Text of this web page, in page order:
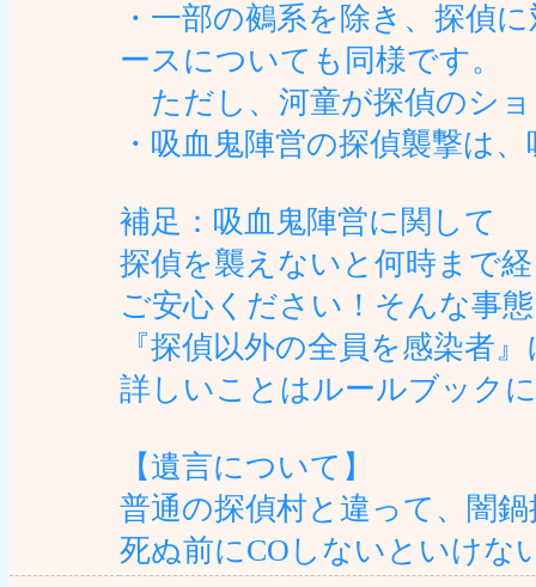
・一部の鵺系を除き、探偵
ースについても同様です。
ただし、河童が探偵のシ
・吸血鬼陣営の探偵襲撃は
補足：吸血鬼陣営に関して
探偵を襲えないと何時まで
ご安心ください！そんな事
『探偵以外の全員を感染者
詳しいことはルールブック
【遺言について】
普通の探偵村と違って、闇
死ぬ前にCOしないといけな